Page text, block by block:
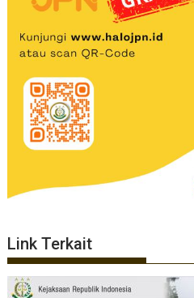
Link Terkait